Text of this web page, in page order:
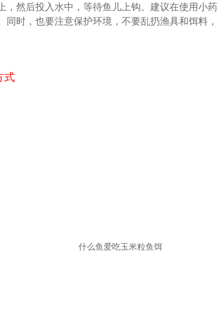
然后投入水中，等待鱼儿上钩。建议在使用小药
时，也要注意保护环境，不要乱扔渔具和饵料，
式
什么鱼爱吃玉米粒鱼饵